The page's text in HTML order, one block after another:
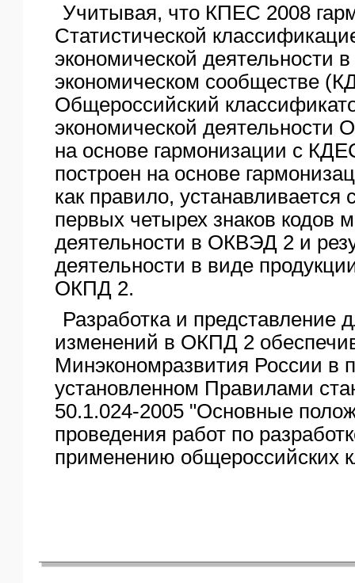
Учитывая, что КПЕС 2008
Статистической
экономической деятельности
экономическом сообществе
Общероссийский
экономической деятельности
на основе гармонизации с
построен на основе
как правило, устанавливается
первых четырех знаков кодов
деятельности в ОКВЭД 2 и
деятельности в виде
ОКПД 2.
Разработка и представление
изменений в ОКПД 2
Минэкономразвития России в
установленном Правилами
50.1.024-2005 "Основные
проведения работ по
применению общероссийских